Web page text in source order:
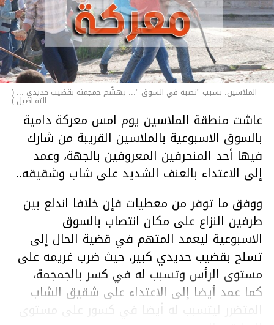
الملاسين: بسبب "نصبة في السوق "... يهشّم جمجمته بقضيب حديدي ... (
التفـاصيل )
عاشت منطقة الملاسين يوم امس معركة دامية
بالسوق الاسبوعية بالملاسين القريبة من شارك
فيها أحد المنحرفين المعروفين بالجهة، وعمد
إلى الاعتداء بالعنف الشديد على شاب وشقيقه..
ووفق ما توفر من معطيات فإن خلافا اندلع بين
طرفين النزاع على مكان انتصاب بالسوق
الاسبوعية ليعمد المتهم في قضية الحال إلى
تسلح بقضيب حديدي كبير، حيث ضرب غريمه على
مستوى الرأس وتسبب له في كسر بالجمجمة،
كما عمد أيضا إلى الاعتداء على شقيق الشاب
المتضرر ليتسبب له أيضا في كسور على مستوى